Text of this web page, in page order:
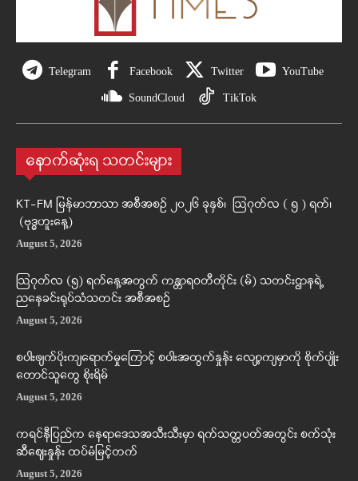
Telegram Facebook Twitter YouTube
SoundCloud TikTok
နောက်ဆုံးရ သတင်းများ
KT-FM မြန်မာဘာသာ အစီအစဉ် ၂၀၂၆ ခုနှစ်၊ ဩဂုတ်လ ( ၅ ) ရက်၊
(ဗုဒ္ဓဟူးနေ့)
August 5, 2026
ဩဂုတ်လ (၅) ရက်နေ့အတွက် ကန္တာရဝတီတိုင်း (မ်) သတင်းဌာနရဲ့
ညနေခင်းရုပ်သံသတင်း အစီအစဉ်
August 5, 2026
စပါးဖျက်ပိုးကျရောက်မှုကြောင့် စပါးအထွက်နှုန်း လျော့ကျမှာကို စိုက်ပျိုး
တောင်သူတွေ စိုးရိမ်
August 5, 2026
ကရင်နီပြည်က နေရာဒေသအသီးသီးမှာ ရက်သတ္တပတ်အတွင်း စက်သုံး
ဆီဈေးနှုန်း ထပ်မံမြင့်တက်
August 5, 2026